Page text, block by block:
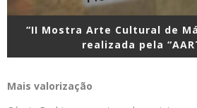
“II Mostra Arte Cultural de
realizada pela
Mais valorização